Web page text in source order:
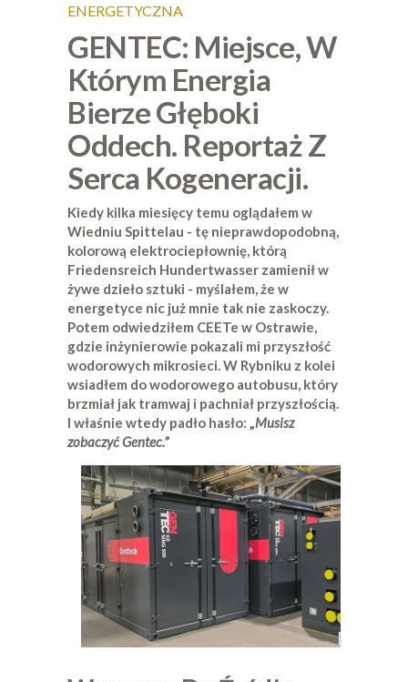
ENERGETYCZNA
GENTEC: Miejsce, W
Którym Energia
Bierze Głęboki
Oddech. Reportaż Z
Serca Kogeneracji.
Kiedy kilka miesięcy temu oglądałem w
Wiedniu Spittelau - tę nieprawdopodobną,
kolorową elektrociepłownię, którą
Friedensreich Hundertwasser zamienił w
żywe dzieło sztuki - myślałem, że w
energetyce nic już mnie tak nie zaskoczy.
Potem odwiedziłem CEETe w Ostrawie,
gdzie inżynierowie pokazali mi przyszłość
wodorowych mikrosieci. W Rybniku z kolei
wsiadłem do wodorowego autobusu, który
brzmiał jak tramwaj i pachniał przyszłością.
I właśnie wtedy padło hasło: „Musisz
zobaczyć Gentec.”